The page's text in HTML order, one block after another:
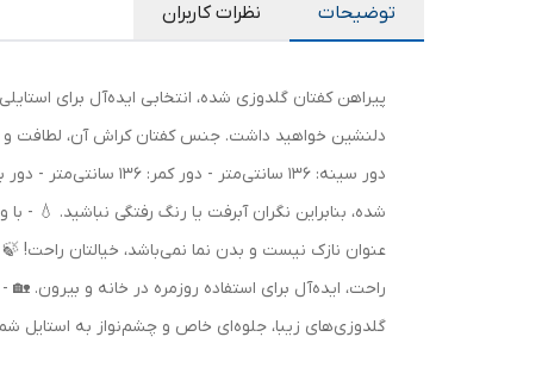
توضیحات نظرات کاربران
شده، بنابراین نگران آبرفت یا رنگ رفتگی نباشید.
عنوان نازک نیست و بدن نما نمی‌باشد، خیالتان
راحت، ایده‌آل برای استفاده روزمره در خانه و بیرون.
گلدوزی‌های زیبا، جلوه‌ای خاص و چشم‌نواز به استایل